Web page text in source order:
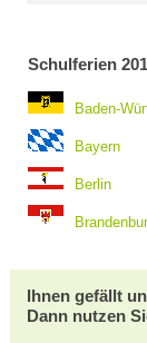
Schulferien
Baden-
Bayern
Berlin
Ihnen gefällt
Dann nutzen